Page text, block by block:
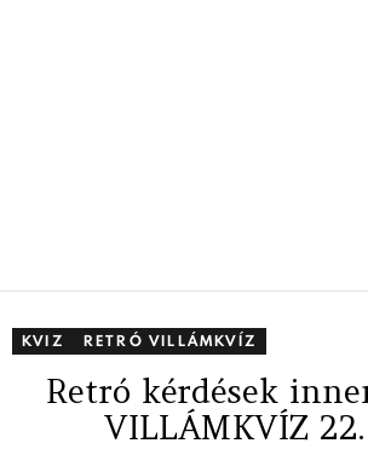
KVIZ RETRÓ VILLÁMKVÍZ
Retró kérdések
VILLÁMKVÍZ